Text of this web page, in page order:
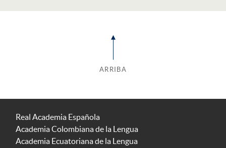
ARRIBA
Real Academia Española
Academia Colombiana de la Lengua
Academia Ecuatoriana de la Lengua